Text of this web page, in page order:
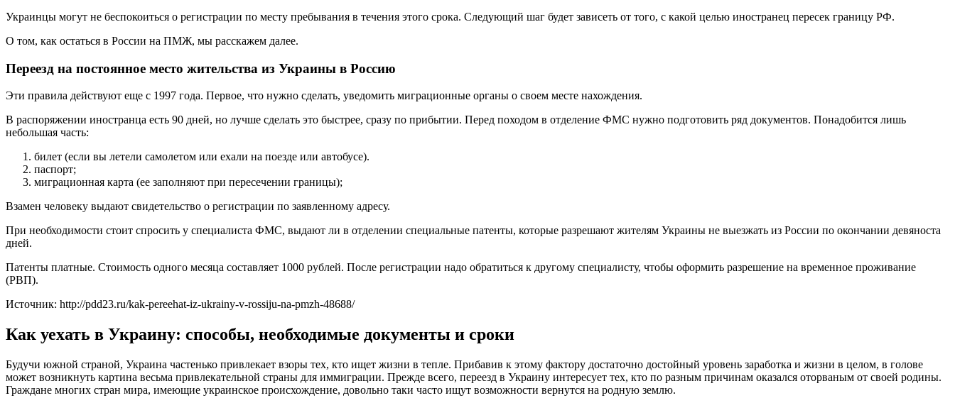
Украинцы могут не беспокоиться о регистрации по месту пребывания в течения этого срока. Следующий шаг будет зависеть от того, с какой целью иностранец пересек границу РФ.
О том, как остаться в России на ПМЖ, мы расскажем далее.
Переезд на постоянное место жительства из Украины в Россию
Эти правила действуют еще с 1997 года. Первое, что нужно сделать, уведомить миграционные органы о своем месте нахождения.
В распоряжении иностранца есть 90 дней, но лучше сделать это быстрее, сразу по прибытии. Перед походом в отделение ФМС нужно подготовить ряд документов. Понадобится лишь
небольшая часть:
билет (если вы летели самолетом или ехали на поезде или автобусе).
паспорт;
миграционная карта (ее заполняют при пересечении границы);
Взамен человеку выдают свидетельство о регистрации по заявленному адресу.
При необходимости стоит спросить у специалиста ФМС, выдают ли в отделении специальные патенты, которые разрешают жителям Украины не выезжать из России по окончании девяноста
дней.
Патенты платные. Стоимость одного месяца составляет 1000 рублей. После регистрации надо обратиться к другому специалисту, чтобы оформить разрешение на временное проживание
(РВП).
Источник: http://pdd23.ru/kak-pereehat-iz-ukrainy-v-rossiju-na-pmzh-48688/
Как уехать в Украину: способы, необходимые документы и сроки
Будучи южной страной, Украина частенько привлекает взоры тех, кто ищет жизни в тепле. Прибавив к этому фактору достаточно достойный уровень заработка и жизни в целом, в голове
может возникнуть картина весьма привлекательной страны для иммиграции. Прежде всего, переезд в Украину интересует тех, кто по разным причинам оказался оторваным от своей родины.
Граждане многих стран мира, имеющие украинское происхождение, довольно таки часто ищут возможности вернутся на родную землю.